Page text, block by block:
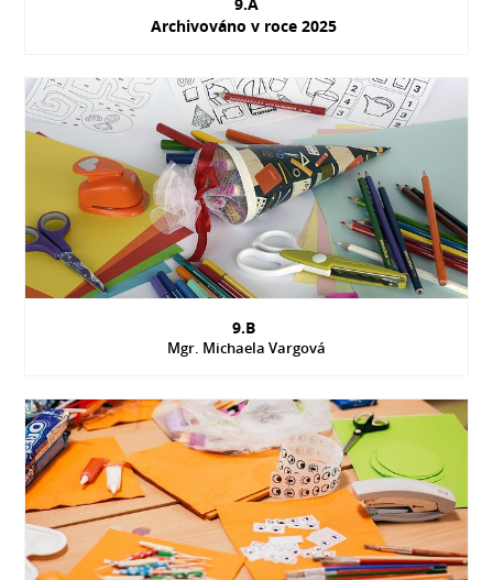
Archivováno v roce 2025
9.B
Mgr. Michaela Vargová